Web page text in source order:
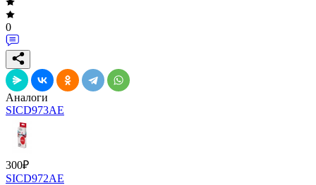
0
Аналоги
SICD973AE
300₽
SICD972AE